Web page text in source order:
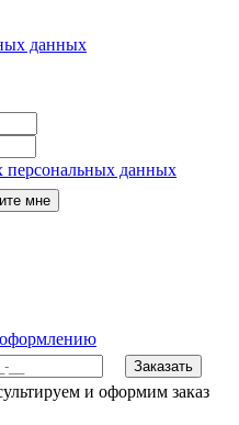
данных
персональных данных
мне
Заказать
и оформим заказ